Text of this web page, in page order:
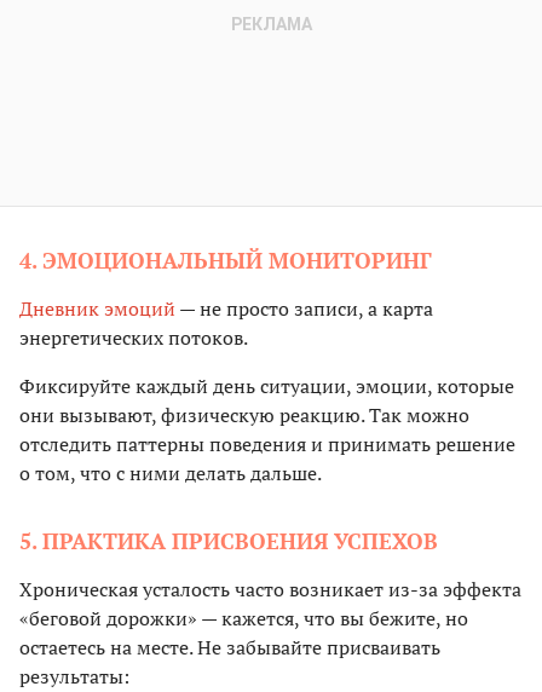
4. ЭМОЦИОНАЛЬНЫЙ МОНИТОРИНГ
Дневник эмоций — не просто записи, а карта
энергетических потоков.
Фиксируйте каждый день ситуации, эмоции, которые
они вызывают, физическую реакцию. Так можно
отследить паттерны поведения и принимать решение
о том, что с ними делать дальше.
5. ПРАКТИКА ПРИСВОЕНИЯ УСПЕХОВ
Хроническая усталость часто возникает из-за эффекта
«беговой дорожки» — кажется, что вы бежите, но
остаетесь на месте. Не забывайте присваивать
результаты: